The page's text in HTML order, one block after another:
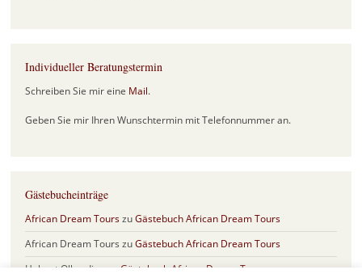
Individueller Beratungstermin
Schreiben Sie mir eine Mail.
Geben Sie mir Ihren Wunschtermin mit Telefonnummer an.
Gästebucheinträge
African Dream TourszuGästebuch African Dream Tours
African Dream Tours zuGästebuch African Dream Tours
Helmut OlberdingzuGästebuch African Dream Tours